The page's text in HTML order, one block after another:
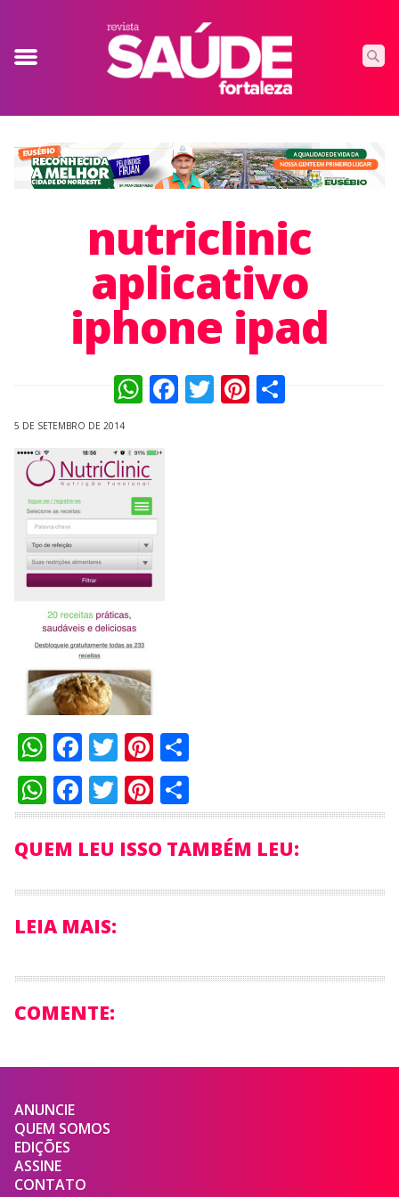
nutriclinic
aplicativo
iphone ipad
WhatsApp
Facebook
TwitterPinterest
5 DE SETEMBRO DE 2014
WhatsApp
Facebook
Twitter
Pinterest
Compartilhar
WhatsApp
Facebook
Twitter
Pinterest
Compartilhar
QUEM LEU ISSO TAMBÉM LEU:
LEIA MAIS:
COMENTE:
ANUNCIE
QUEM SOMOS
EDIÇÕES
ASSINE
CONTATO